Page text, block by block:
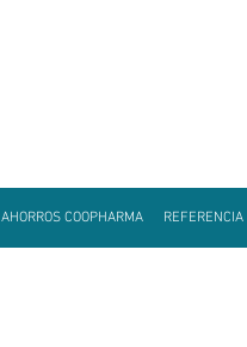
AHORROS COOPHARMA REFERENCIA